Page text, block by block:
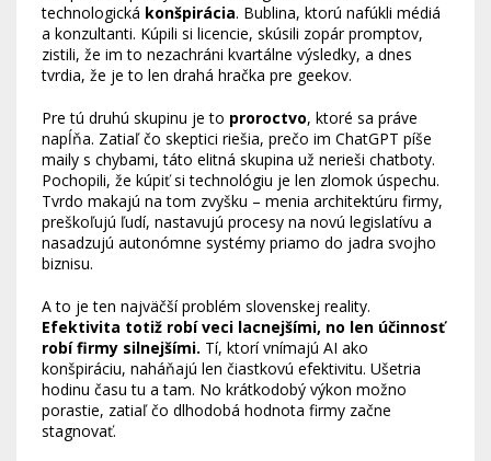
technologická konšpirácia. Bublina, ktorú nafúkli médiá
a konzultanti. Kúpili si licencie, skúsili zopár promptov,
zistili, že im to nezachráni kvartálne výsledky, a dnes
tvrdia, že je to len drahá hračka pre geekov.
Pre tú druhú skupinu je to proroctvo, ktoré sa práve
napĺňa. Zatiaľ čo skeptici riešia, prečo im ChatGPT píše
maily s chybami, táto elitná skupina už nerieši chatboty.
Pochopili, že kúpiť si technológiu je len zlomok úspechu.
Tvrdo makajú na tom zvyšku – menia architektúru firmy,
preškoľujú ľudí, nastavujú procesy na novú legislatívu a
nasadzujú autonómne systémy priamo do jadra svojho
biznisu.
A to je ten najväčší problém slovenskej reality.
Efektivita totiž robí veci lacnejšími, no len účinnosť
robí firmy silnejšími. Tí, ktorí vnímajú AI ako
konšpiráciu, naháňajú len čiastkovú efektivitu. Ušetria
hodinu času tu a tam. No krátkodobý výkon možno
porastie, zatiaľ čo dlhodobá hodnota firmy začne
stagnovať.